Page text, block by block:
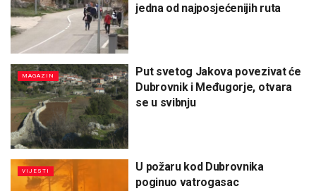
jedna od najposjećenijih ruta
MAGAZIN
Put svetog Jakova povezivat će
Dubrovnik i Međugorje, otvara
se u svibnju
VIJESTI
U požaru kod Dubrovnika
poginuo vatrogasac